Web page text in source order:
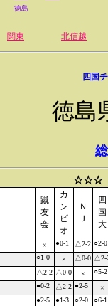
徳島
関東 北信越
四国
徳島
☆☆☆
蹴
友
会
カ
ン
ピ
オ
Ｎ
Ｊ
四
国
大
× ●0-1 △2-2 ○2-0
○1-0 × △0-0 △2-
△2-2 △0-0 × ○5-2
●0-2 △2-2 ●2-5 ×
●2-5 ●1-3 ○2-0 ○6-1